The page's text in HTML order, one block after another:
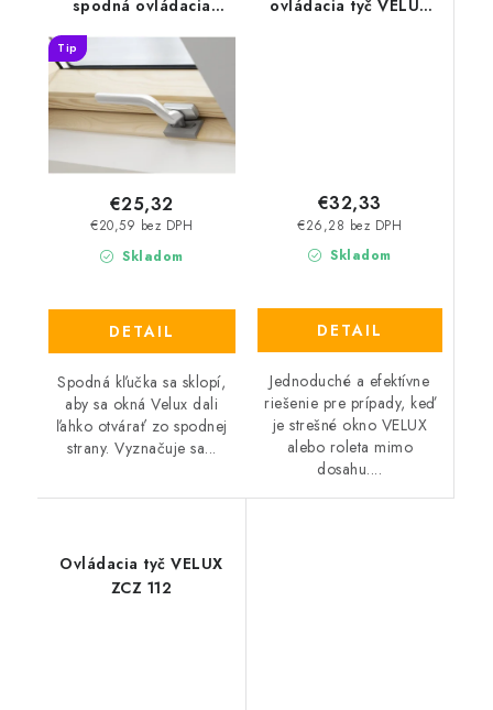
spodná ovládacia
Tip
Skladom
€20,59 bez DPH
€25,32
DETAIL
Spodná kľučka sa sklopí,
aby sa okná Velux dali
ľahko otvárať zo spodnej
strany. Vyznačuje sa...
ovládacia tyč VELUX
Skladom
€26,28 bez DPH
€32,33
DETAIL
Jednoduché a efektívne
riešenie pre prípady, keď
je strešné okno VELUX
alebo roleta mimo
dosahu....
Ovládacia tyč VELUX
ZCZ 112